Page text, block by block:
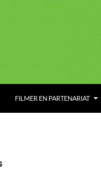
FILMER EN PARTENARIAT